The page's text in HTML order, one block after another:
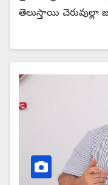
తెలుస్తాయి చెరువుల్లా